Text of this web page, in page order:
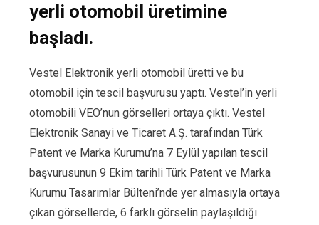
yerli otomobil üretimine
başladı.
Vestel Elektronik yerli otomobil üretti ve bu
otomobil için tescil başvurusu yaptı. Vestel’in yerli
otomobili VEO’nun görselleri ortaya çıktı. Vestel
Elektronik Sanayi ve Ticaret A.Ş. tarafından Türk
Patent ve Marka Kurumu’na 7 Eylül yapılan tescil
başvurusunun 9 Ekim tarihli Türk Patent ve Marka
Kurumu Tasarımlar Bülteni’nde yer almasıyla ortaya
çıkan görsellerde, 6 farklı görselin paylaşıldığı